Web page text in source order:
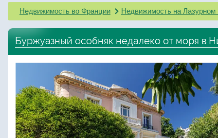
Недвижимость во Франции Недвижимость на Лазурном
Буржуазный особняк недалеко от моря в